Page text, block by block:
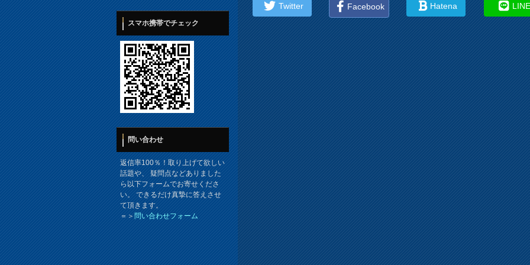
Twitter Facebook Hatena
スマホ携帯でチェック
問い合わせ
返信率100％！取り上げて欲しい
話題や、 疑問点などありました
ら以下フォームでお寄せくださ
い。 できるだけ真摯に答えさせ
て頂きます。
＝＞問い合わせフォーム